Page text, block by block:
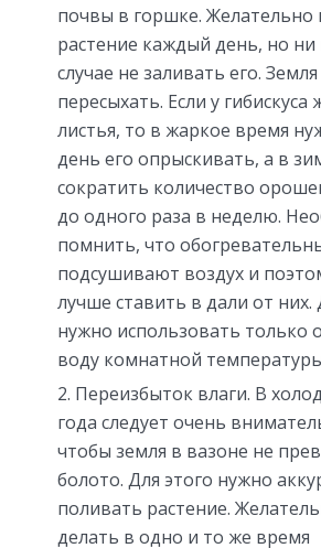
почвы в горшке. Желательно
растение каждый день, но ни
случае не заливать его.
пересыхать. Если у гибискуса
листья, то в жаркое время
день его опрыскивать, а в
сократить количество
до одного раза в неделю.
помнить, что
подсушивают воздух и
лучше ставить в дали от них.
нужно использовать только
воду комнатной
Переизбыток влаги. В
года следует очень
чтобы земля в вазоне не
болото. Для этого нужно
поливать растение.
делать в одно и то же время